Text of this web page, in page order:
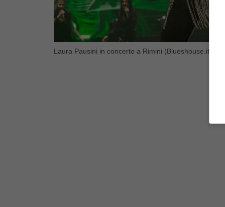
Laura Pausini in concerto a Rimini (Blueshouse.it)